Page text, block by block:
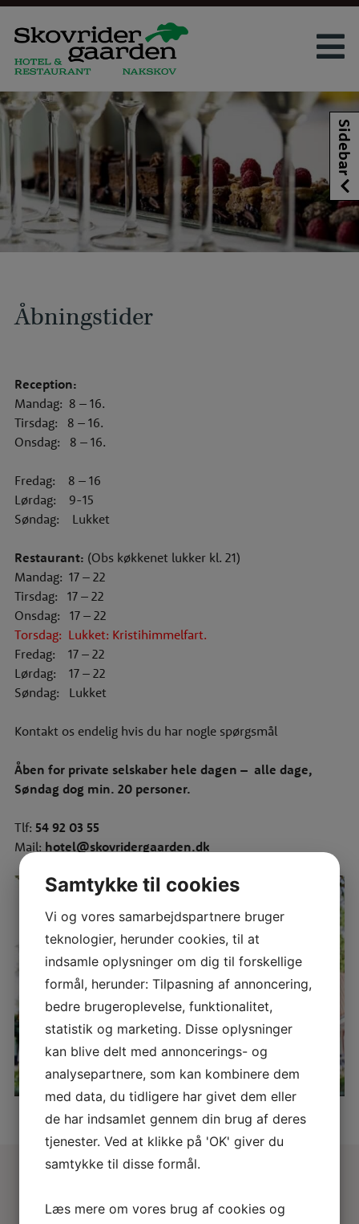
Hop
indholdet
Åbningstider
Reception:
Mandag: 8 – 16.
Tirsdag: 8 – 16.
Onsdag: 8 – 16.
Fredag: 8 – 16
Lørdag: 9-15
Søndag: Lukket
Restaurant: (Obs køkkenet lukker kl. 21)
Mandag: 17 – 22
Tirsdag: 17 – 22
Onsdag: 17 – 22
Torsdag: Lukket: Kristihimmelfart.
Fredag: 17 – 22
Lørdag: 17 – 22
Søndag: Lukket
Kontakt os endelig hvis du har nogle spørgsmål
Åben for private selskaber hele dagen – alle dage,
Søndag dog min. 20 personer.
Tlf: 54 92 03 55
Mail: hotel@skovridergaarden.dk
Sidebar
Samtykke til cookies
Vi og vores samarbejdspartnere bruger
teknologier, herunder cookies, til at
indsamle oplysninger om dig til forskellige
formål, herunder: Tilpasning af annoncering,
bedre brugeroplevelse, funktionalitet,
statistik og marketing. Disse oplysninger
kan blive delt med annoncerings- og
analysepartnere, som kan kombinere dem
med data, du tidligere har givet dem eller
de har indsamlet gennem din brug af deres
tjenester. Ved at klikke på 'OK' giver du
samtykke til disse formål.
Læs mere om vores brug af cookies og